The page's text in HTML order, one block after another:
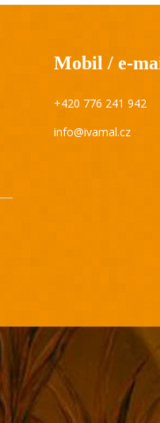
Mobil / e-
+420 776 241 942
info@ivamal.cz